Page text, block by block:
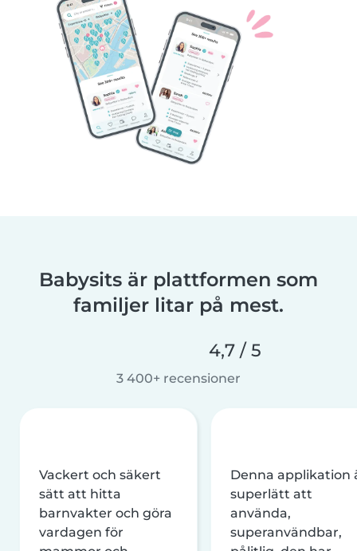
Babysits är plattformen som
familjer litar på mest.
4,7 / 5
3 400+ recensioner
Vackert och säkert
sätt att hitta
barnvakter och göra
vardagen för
Denna applikation
superlätt att
använda,
superanvändbar,